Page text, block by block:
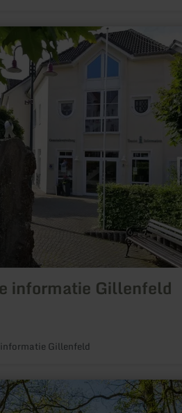
informatie Gillenfeld
Gillenfeld